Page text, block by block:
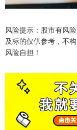
风险提示：股市有风
及标的仅供参考，不
风险自担！